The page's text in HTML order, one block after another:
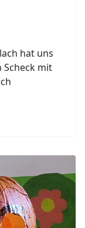
hat uns
mit